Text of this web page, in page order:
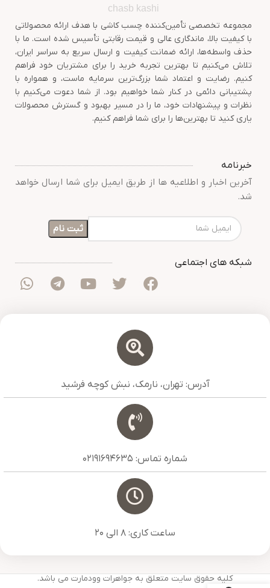
chasb kashi
مجموعه تخصصی تأمین‌کننده چسب کاشی با هدف ارائه محصولاتی
با کیفیت بالا، ماندگاری عالی و قیمت رقابتی تأسیس شده است. ما با
حذف واسطه‌ها، ارائه ضمانت کیفیت و ارسال سریع به سراسر ایران،
تلاش می‌کنیم تا بهترین تجربه خرید را برای مشتریان خود فراهم
کنیم. رضایت و اعتماد شما بزرگ‌ترین سرمایه ماست، و همواره با
پشتیبانی دائمی در کنار شما خواهیم بود. از شما دعوت می‌کنیم با
نظرات و پیشنهادات خود، ما را در مسیر بهبود و گسترش محصولات
یاری کنید تا بهترین‌ها را برای شما فراهم کنیم.
خبرنامه
آخرین اخبار و اطلاعیه ها از طریق ایمیل برای شما ارسال خواهد
شد.
شبکه های اجتماعی
آدرس: تهران، نارمک، نبش کوچه فرشید
شماره تماس: 02191694635
ساعت کاری: 8 الی 20
کلیه حقوق سایت متعلق به جواهرات وودمارت می باشد.